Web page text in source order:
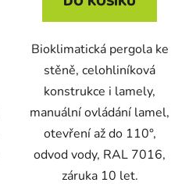
Bioklimatická pergola ke
stěně, celohliníková
konstrukce i lamely,
manuální ovládání lamel,
otevření až do 110°,
odvod vody, RAL 7016,
záruka 10 let.